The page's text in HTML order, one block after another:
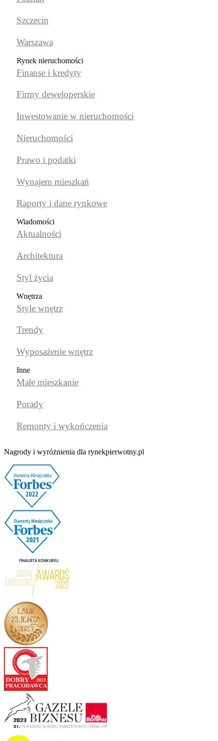
Szczecin
Warszawa
Rynek nieruchomości
Finanse i kredyty
Firmy deweloperskie
Inwestowanie w nieruchomości
Nieruchomości
Prawo i podatki
Wynajem mieszkań
Raporty i dane rynkowe
Wiadomości
Aktualności
Architektura
Styl życia
Wnętrza
Style wnętrz
Trendy
Wyposażenie wnętrz
Inne
Małe mieszkanie
Porady
Remonty i wykończenia
Nagrody i wyróżnienia dla rynekpierwotny.pl